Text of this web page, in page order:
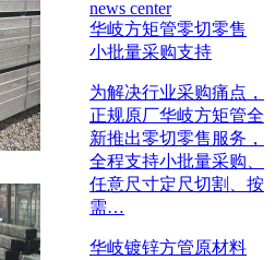
news center
华岐方矩管零切零售
小批量采购支持
为解决行业采购痛点，
正规原厂华岐方矩管全
新推出零切零售服务，
全程支持小批量采购、
任意尺寸定尺切割、按
需…
华岐镀锌方管原材料